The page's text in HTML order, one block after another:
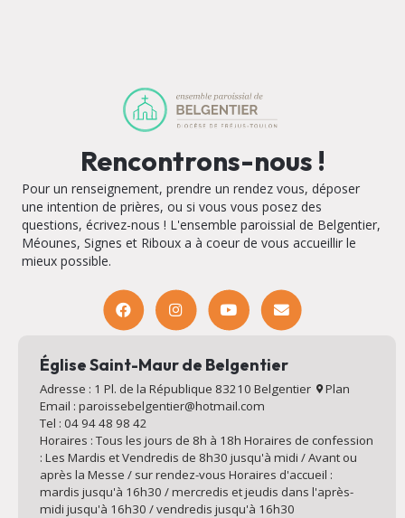
Rencontrons-nous !
Pour un renseignement, prendre un rendez vous, déposer
une intention de prières, ou si vous vous posez des
questions, écrivez-nous ! L'ensemble paroissial de Belgentier,
Méounes, Signes et Riboux a à coeur de vous accueillir le
mieux possible.
Église Saint-Maur de Belgentier
Adresse : 1 Pl. de la République 83210 Belgentier
Plan
Email : paroissebelgentier@hotmail.com
Tel : 04 94 48 98 42
Horaires : Tous les jours de 8h à 18h Horaires de confession
: Les Mardis et Vendredis de 8h30 jusqu'à midi / Avant ou
après la Messe / sur rendez-vous Horaires d'accueil :
mardis jusqu'à 16h30 / mercredis et jeudis dans l'après-
midi jusqu'à 16h30 / vendredis jusqu'à 16h30